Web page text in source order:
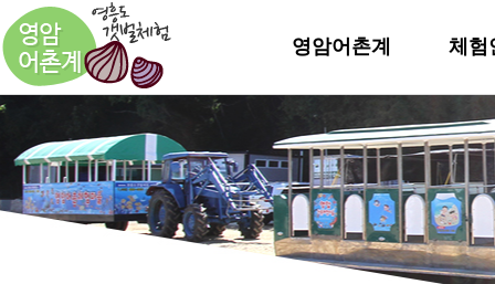
영암어촌계 체험